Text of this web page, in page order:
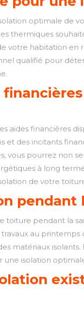
optimale
thermiques
votre habitation
qualifié pour
financières
et des incitants
pourrez non
à long
de votre
pendant
toiture pendant la
au
matériaux
une isolation